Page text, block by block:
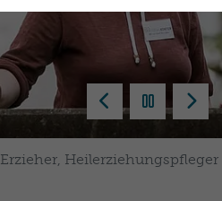
ZurückPausieren
Erzieher,